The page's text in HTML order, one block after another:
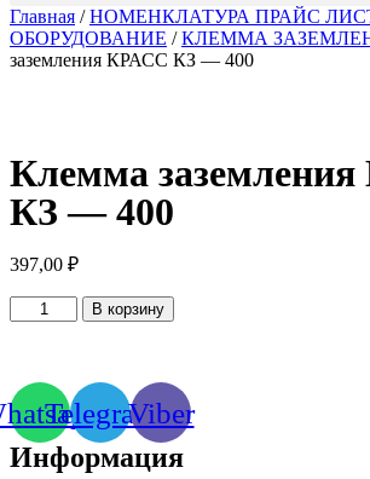
Главная /НОМЕНКЛАТУРА ПРАЙС
ОБОРУДОВАНИЕ /КЛЕММА
заземления КРАСС КЗ — 400
Клемма
КЗ — 400
397,00 ₽
Количество
товара
КРАСС
КЗ
400
В корзину
TelegramViber
Информация